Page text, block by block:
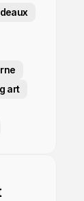
art